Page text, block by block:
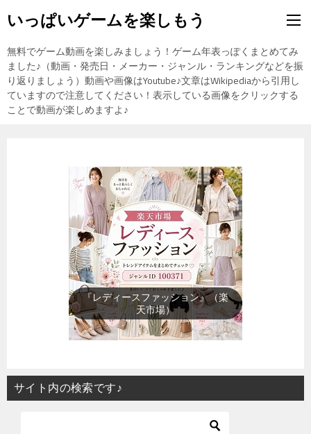
いっぱいゲームを楽しもう
無料でゲーム動画を楽しみましょう！ゲーム年表っぽくまとめてみ
ました♪（動画・発売日・メーカー・ジャンル・ランキングなどを振
り返りましょう）動画や画像はYoutube♪文章はWikipediaから引用し
ていますので注意してください！表示している画像をクリックする
ことで動画が楽しめますよ♪
『テレビゲーム』（楽天市場）
サイト内の検索です♪